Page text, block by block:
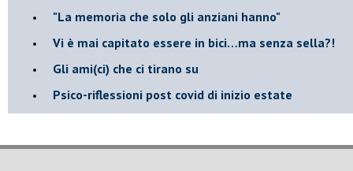
"La memoria che solo gli anziani hanno"
​Vi è mai capitato essere in bici…ma senza sella?!
​Gli ami(ci) che ci tirano su
Psico-riflessioni post covid di inizio estate